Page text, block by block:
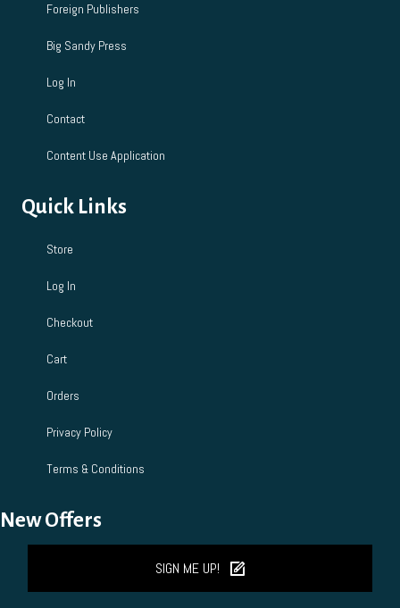
Foreign Publishers
Big Sandy Press
Log In
Contact
Content Use Application
Quick Links
Store
Log In
Checkout
Cart
Orders
Privacy Policy
Terms & Conditions
New Offers
SIGN ME UP!